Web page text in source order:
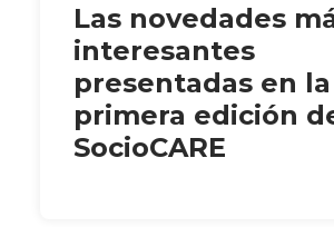
Las novedades
interesantes
presentadas en la
primera edición
SocioCARE